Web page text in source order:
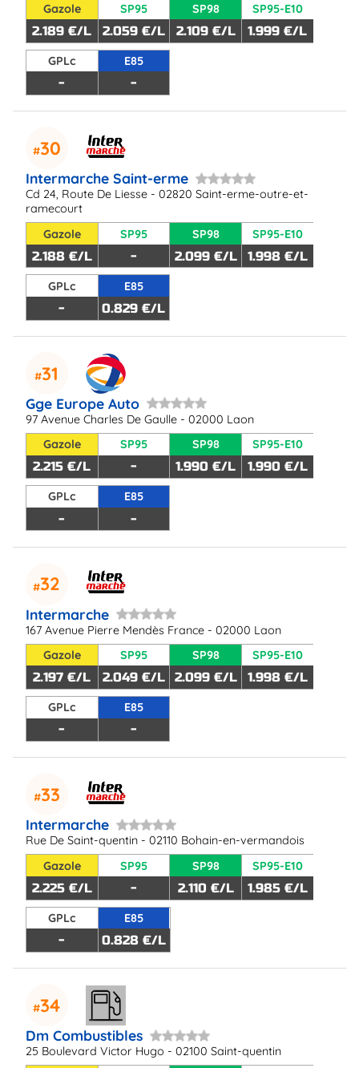
Gazole
2.189 €/L
SP95
2.059 €/L
SP98
2.109 €/L
SP95-E10
1.999 €/L
GPLc
-
E85
-
30
Intermarche Saint-erme
Cd 24, Route De Liesse - 02820 Saint-erme-outre-et-
ramecourt
Gazole
2.188 €/L
SP95
-
SP98
2.099 €/L
SP95-E10
1.998 €/L
GPLc
-
E85
0.829 €/L
31
Gge Europe Auto
97 Avenue Charles De Gaulle - 02000 Laon
Gazole
2.215 €/L
SP95
-
SP98
1.990 €/L
SP95-E10
1.990 €/L
GPLc
-
E85
-
32
Intermarche
167 Avenue Pierre Mendès France - 02000 Laon
Gazole
2.197 €/L
SP95
2.049 €/L
SP98
2.099 €/L
SP95-E10
1.998 €/L
GPLc
-
E85
-
33
Intermarche
Rue De Saint-quentin - 02110 Bohain-en-vermandois
Gazole
2.225 €/L
SP95
-
SP98
2.110 €/L
SP95-E10
1.985 €/L
GPLc
-
E85
0.828 €/L
34
Dm Combustibles
25 Boulevard Victor Hugo - 02100 Saint-quentin